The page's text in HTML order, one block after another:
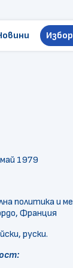
1979
политика и
Франция
руски.